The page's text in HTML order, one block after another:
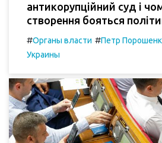
антикорупційний суд і
створення бояться
#Органы власти #Петр
Украины